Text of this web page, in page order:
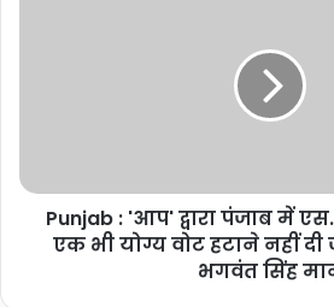
भविष्य
आधारशिला
दौरान
Punjab : 'आप' द्वारा पंजाब में
एक भी योग्य वोट हटाने नहीं
भगवंत सिंह